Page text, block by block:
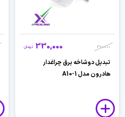
370,000
330,000 تومان
تبدیل دوشاخه برق چراغدار
هادرون مدل A10-1